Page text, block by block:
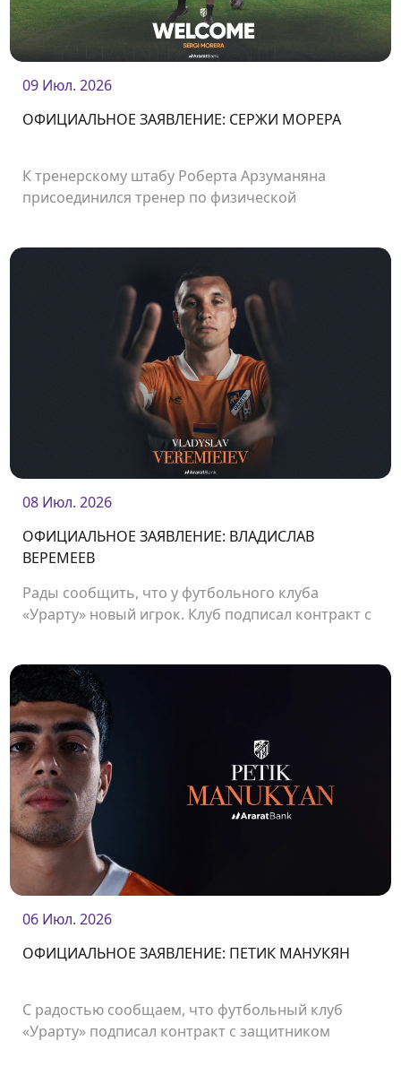
09 Июл. 2026
ОФИЦИАЛЬНОЕ ЗАЯВЛЕНИЕ: СЕРЖИ МОРЕРА
К тренерскому штабу Роберта Арзуманяна
присоединился тренер по физической
08 Июл. 2026
ОФИЦИАЛЬНОЕ ЗАЯВЛЕНИЕ: ВЛАДИСЛАВ
ВЕРЕМЕЕВ
Рады сообщить, что у футбольного клуба
«Урарту» новый игрок. Клуб подписал контракт с
06 Июл. 2026
ОФИЦИАЛЬНОЕ ЗАЯВЛЕНИЕ: ПЕТИК МАНУКЯН
С радостью сообщаем, что футбольный клуб
«Урарту» подписал контракт с защитником